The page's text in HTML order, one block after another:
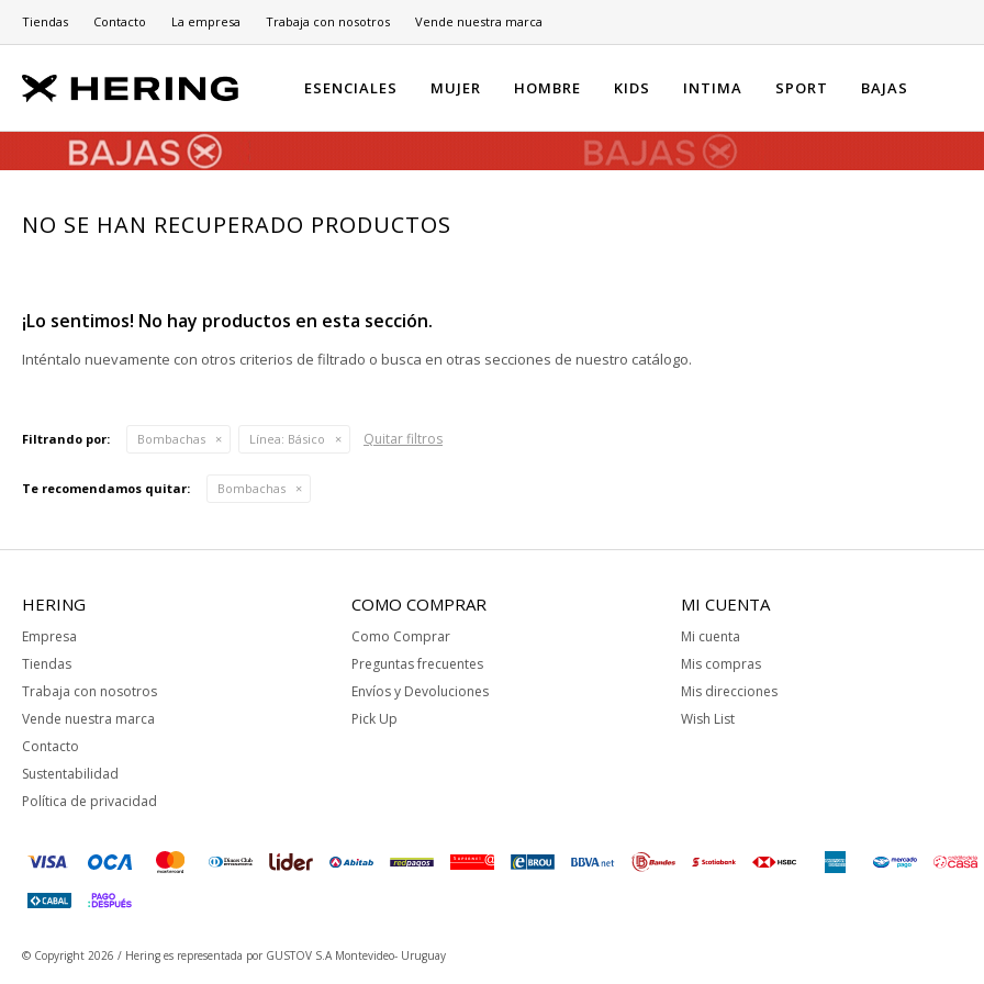
ESENCIALES MUJER HOMBRE KIDS INTIMA SPORT BAJAS
Tiendas Contacto La empresa Trabaja con nosotros Vende nuestra marca
NO SE HAN RECUPERADO PRODUCTOS
¡Lo sentimos! No hay productos en esta sección.
Inténtalo nuevamente con otros criterios de filtrado o busca en otras secciones de nuestro catálogo.
Filtrando por: Bombachas Línea: Básico Quitar filtros
Te recomendamos quitar: Bombachas
HERING
Empresa
Tiendas
Trabaja con nosotros
Vende nuestra marca
Contacto
Sustentabilidad
Política de privacidad
COMO COMPRAR
Como Comprar
Preguntas frecuentes
Envíos y Devoluciones
Pick Up
MI CUENTA
Mi cuenta
Mis compras
Mis direcciones
Wish List
© Copyright 2026 / Hering es representada por GUSTOV S.A Montevideo- Uruguay